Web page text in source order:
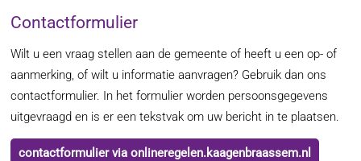
Contactformulier
Wilt u een vraag stellen aan de gemeente of heeft u een op- of
aanmerking, of wilt u informatie aanvragen? Gebruik dan ons
contactformulier. In het formulier worden persoonsgegevens
uitgevraagd en is er een tekstvak om uw bericht in te plaatsen.
contactformulier via onlineregelen.kaagenbraassem.nl